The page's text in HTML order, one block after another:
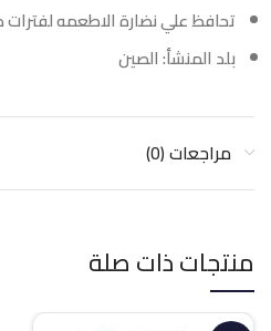
تحافظ علي نضارة الاطعمه
بلد المنشأ: الصين
مراجعات (0)
منتجات ذات صلة